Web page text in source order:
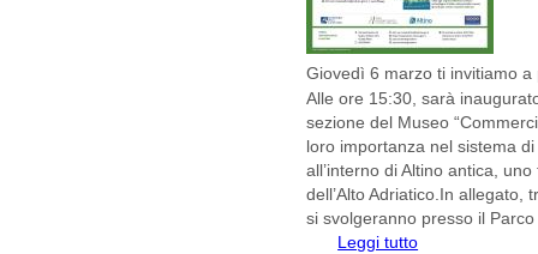
Giovedì 6 marzo ti invitiamo a
Alle ore 15:30 , sarà
sezione del Museo
loro importanza nel sistema
all’interno di Altino antica,
dell’Alto Adriatico. In allegato,
si svolgeranno presso il
Leggi tutto